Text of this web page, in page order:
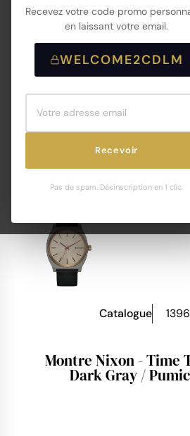
Recevez votre code promo
en laissant votre email.
WELCOME2CDLM
Recevoir
Pas de spam. Désinscription en 1 clic.
Catalogue
Montre Nixon - Time
Dark Gray /